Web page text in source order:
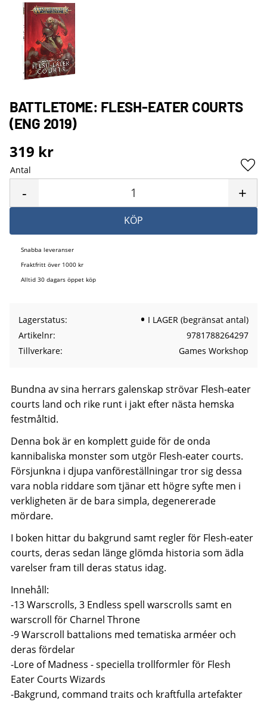
BATTLETOME: FLESH-EATER COURTS
(ENG 2019)
319 kr
Antal
+
-
KÖP
Snabba leveranser
Fraktfritt över 1000 kr
Alltid 30 dagars öppet köp
Lagerstatus
I LAGER (begränsat antal)
Artikelnr
9781788264297
Tillverkare
Games Workshop
Bundna av sina herrars galenskap strövar Flesh-eater
courts land och rike runt i jakt efter nästa hemska
festmåltid.
Denna bok är en komplett guide för de onda
kannibaliska monster som utgör Flesh-eater courts.
Försjunkna i djupa vanföreställningar tror sig dessa
vara nobla riddare som tjänar ett högre syfte men i
verkligheten är de bara simpla, degenererade
mördare.
I boken hittar du bakgrund samt regler för Flesh-eater
courts, deras sedan länge glömda historia som ädla
varelser fram till deras status idag.
Innehåll:
-13 Warscrolls, 3 Endless spell warscrolls samt en
warscroll för Charnel Throne
-9 Warscroll battalions med tematiska arméer och
deras fördelar
-Lore of Madness - speciella trollformler för Flesh
Eater Courts Wizards
-Bakgrund, command traits och kraftfulla artefakter